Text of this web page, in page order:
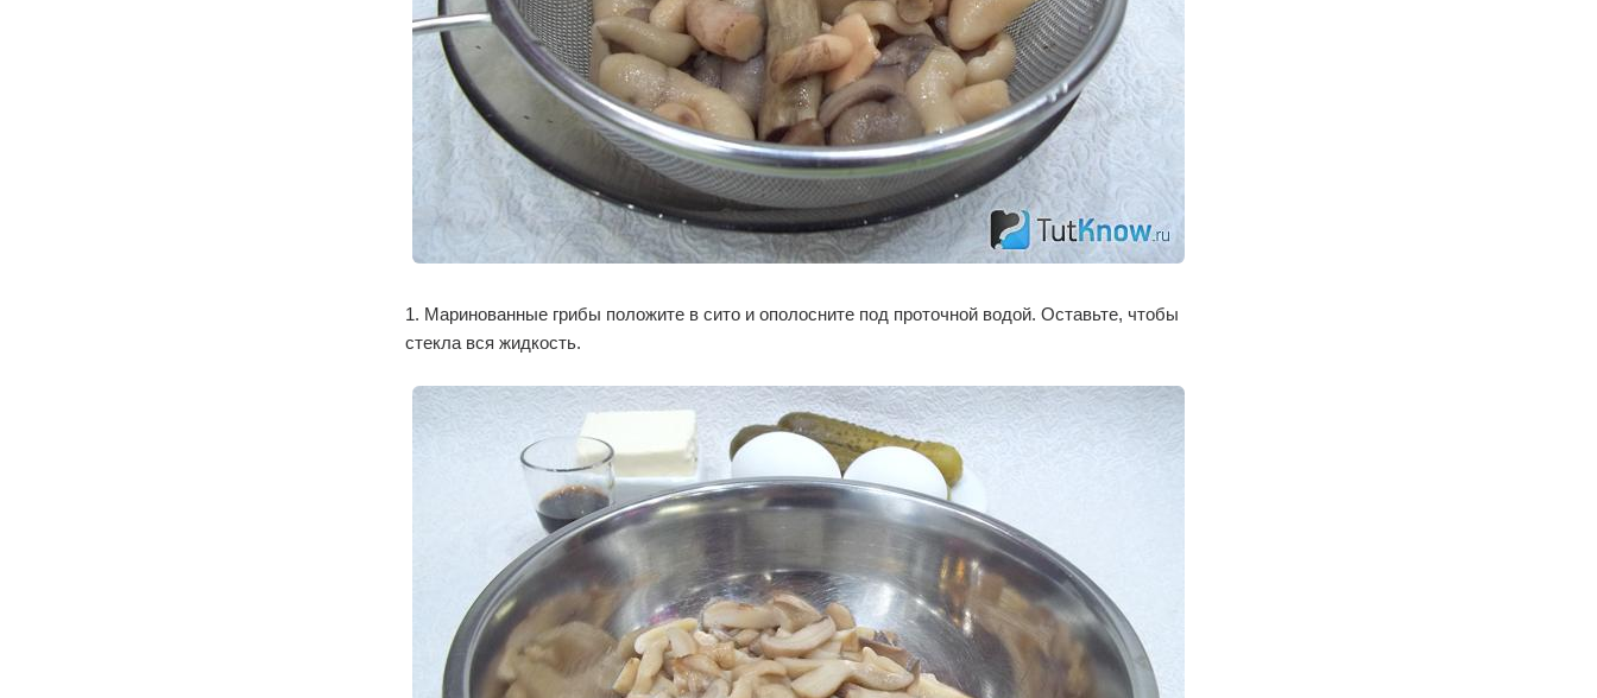
1. Маринованные грибы положите в сито и ополосните под проточной водой. Оставьте, чтобы
стекла вся жидкость.